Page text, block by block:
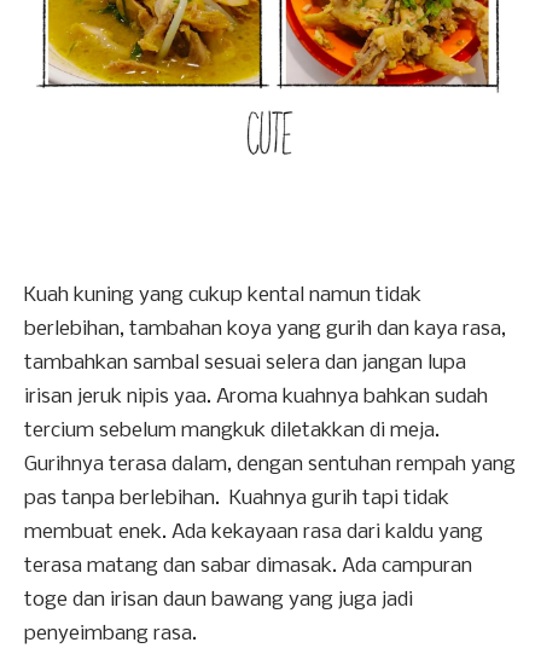
Kuah kuning yang cukup kental namun tidak
berlebihan, tambahan koya yang gurih dan kaya rasa,
tambahkan sambal sesuai selera dan jangan lupa
irisan jeruk nipis yaa. Aroma kuahnya bahkan sudah
tercium sebelum mangkuk diletakkan di meja.
Gurihnya terasa dalam, dengan sentuhan rempah yang
pas tanpa berlebihan. Kuahnya gurih tapi tidak
membuat enek. Ada kekayaan rasa dari kaldu yang
terasa matang dan sabar dimasak. Ada campuran
toge dan irisan daun bawang yang juga jadi
penyeimbang rasa.